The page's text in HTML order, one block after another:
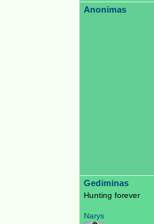
Anonimas
Gediminas
Hunting forever
Narys